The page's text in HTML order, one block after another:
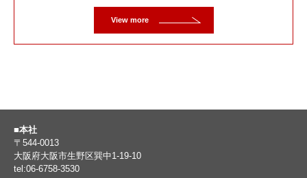
View more
■本社
〒544-0013
大阪府大阪市生野区巽中1-19-10
tel:06-6758-3530